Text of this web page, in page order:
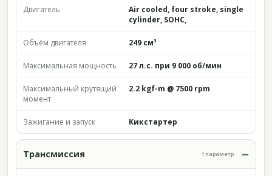
Двигатель
Air cooled, four stroke, single
cylinder, SOHC,
Объём двигателя 249 см³
Максимальная мощность 27 л.с. при 9 000 об/мин
Максимальный крутящий
момент
2.2 kgf-m @ 7500 rpm
Зажигание и запуск Кикстартер
Трансмиссия 1 параметр